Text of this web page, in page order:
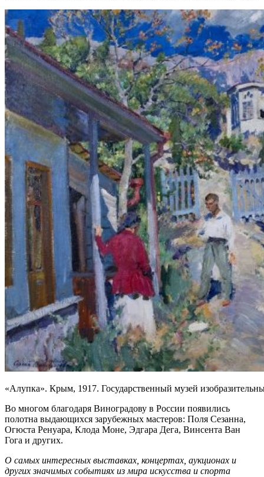
«Алупка». Крым, 1917. Государственный музей
Во многом благодаря Виноградову в России появились
полотна выдающихся зарубежных мастеров: Поля Сезанна,
Огюста Ренуара, Клода Моне, Эдгара Дега, Винсента Ван
Гога и других.
О самых интересных выставках, концертах, аукционах и
других значимых событиях из мира искусства и спорта